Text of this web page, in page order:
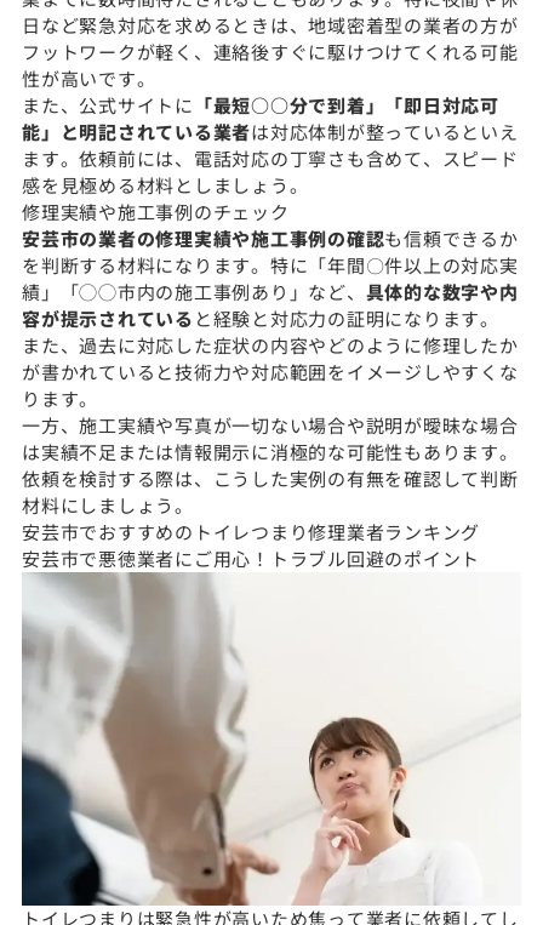
日など緊急対応を求めるときは、地域密着型の業者の方が
フットワークが軽く、連絡後すぐに駆けつけてくれる可能
性が高いです。
また、公式サイトに 「最短○○分で到着」「即日対応可
能」と明記されている業者は対応体制が整っているといえ
ます。依頼前には、電話対応の丁寧さも含めて、スピード
感を見極める材料としましょう。
修理実績や施工事例のチェック
安芸市の業者の修理実績や施工事例の確認も信頼できるか
を判断する材料になります。特に「年間〇件以上の対応実
績」「◯◯市内の施工事例あり」など、 具体的な数字や内
容が提示されている と経験と対応力の証明になります。
また、過去に対応した症状の内容やどのように修理したか
が書かれていると技術力や対応範囲をイメージしやすくな
ります。
一方、施工実績や写真が一切ない場合や説明が曖昧な場合
は実績不足または情報開示に消極的な可能性もあります。
依頼を検討する際は、こうした実例の有無を確認して判断
材料にしましょう。
安芸市でおすすめのトイレつまり修理業者ランキング
安芸市で悪徳業者にご用心！トラブル回避のポイント
トイレつまりは緊急性が高いため焦って業者に依頼してし